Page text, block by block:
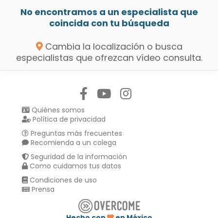
No encontramos a un especialista que
coincida con tu búsqueda
Cambia la localización o busca
especialistas que ofrezcan vídeo consulta.
Quiénes somos
Política de privacidad
Preguntas más frecuentes
Recomienda a un colega
Seguridad de la información
Como cuidamos tus datos
Condiciones de uso
Prensa